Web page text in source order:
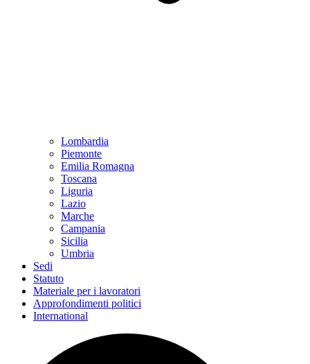
Lombardia
Piemonte
Emilia Romagna
Toscana
Liguria
Lazio
Marche
Campania
Sicilia
Umbria
Sedi
Statuto
Materiale per i lavoratori
Approfondimenti politici
International